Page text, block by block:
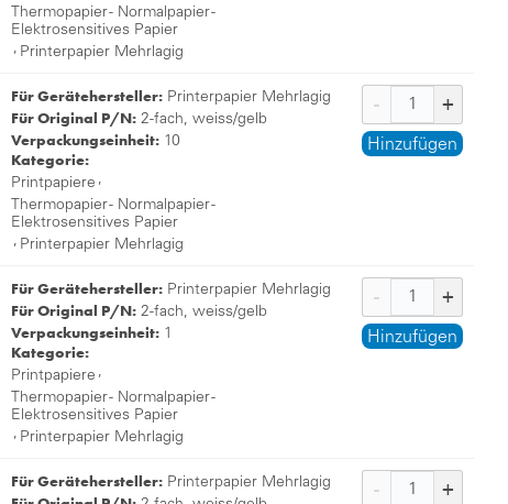
Thermopapier - Normalpapier -
Elektrosensitives Papier
, Printerpapier Mehrlagig
Für Gerätehersteller: Printerpapier Mehrlagig
Für Original P/N: 2-fach, weiss/gelb
Verpackungseinheit: 10
Kategorie:
Printpapiere ,
Thermopapier - Normalpapier -
Elektrosensitives Papier
, Printerpapier Mehrlagig
Hinzufügen
Für Gerätehersteller: Printerpapier Mehrlagig
Für Original P/N: 2-fach, weiss/gelb
Verpackungseinheit: 1
Kategorie:
Printpapiere ,
Thermopapier - Normalpapier -
Elektrosensitives Papier
, Printerpapier Mehrlagig
Hinzufügen
Für Gerätehersteller: Printerpapier Mehrlagig